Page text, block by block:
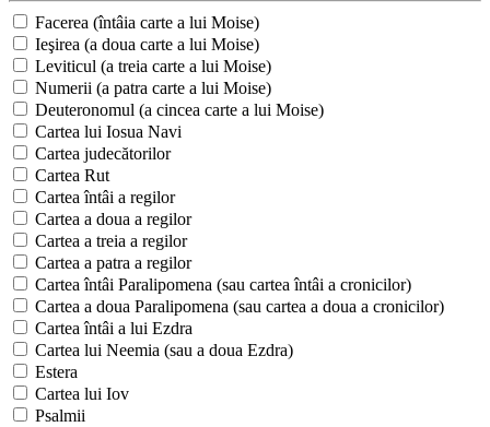
Facerea (întâia carte a lui Moise)
Ieşirea (a doua carte a lui Moise)
Leviticul (a treia carte a lui Moise)
Numerii (a patra carte a lui Moise)
Deuteronomul (a cincea carte a lui Moise)
Cartea lui Iosua Navi
Cartea judecătorilor
Cartea Rut
Cartea întâi a regilor
Cartea a doua a regilor
Cartea a treia a regilor
Cartea a patra a regilor
Cartea întâi Paralipomena (sau cartea întâi a cronicilor)
Cartea a doua Paralipomena (sau cartea a doua a cronicilor)
Cartea întâi a lui Ezdra
Cartea lui Neemia (sau a doua Ezdra)
Estera
Cartea lui Iov
Psalmii